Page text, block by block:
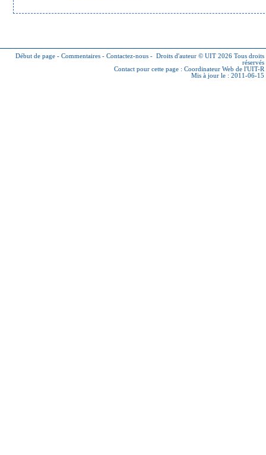
Début de page - Commentaires - Contactez-nous - Droits d'auteur © UIT 2026 Tous droits
réservés
Contact pour cette page : Coordinateur Web de l'UIT-R
Mis à jour le : 2011-06-15